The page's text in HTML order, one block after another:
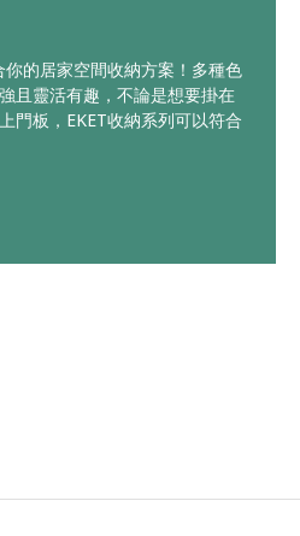
的居家空間收納方案！多種色
且靈活有趣，不論是想要掛在
門板，EKET收納系列可以符合